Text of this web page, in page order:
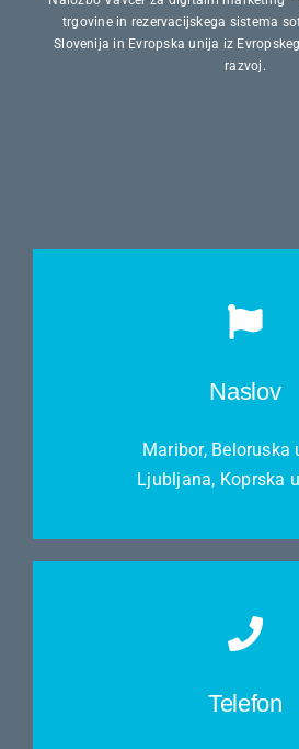
trgovine in rezervacijskega sistema
Slovenija in Evropska unija iz
razvoj.
Naslov
Maribor, Beloruska
Ljubljana, Koprska
Telefon